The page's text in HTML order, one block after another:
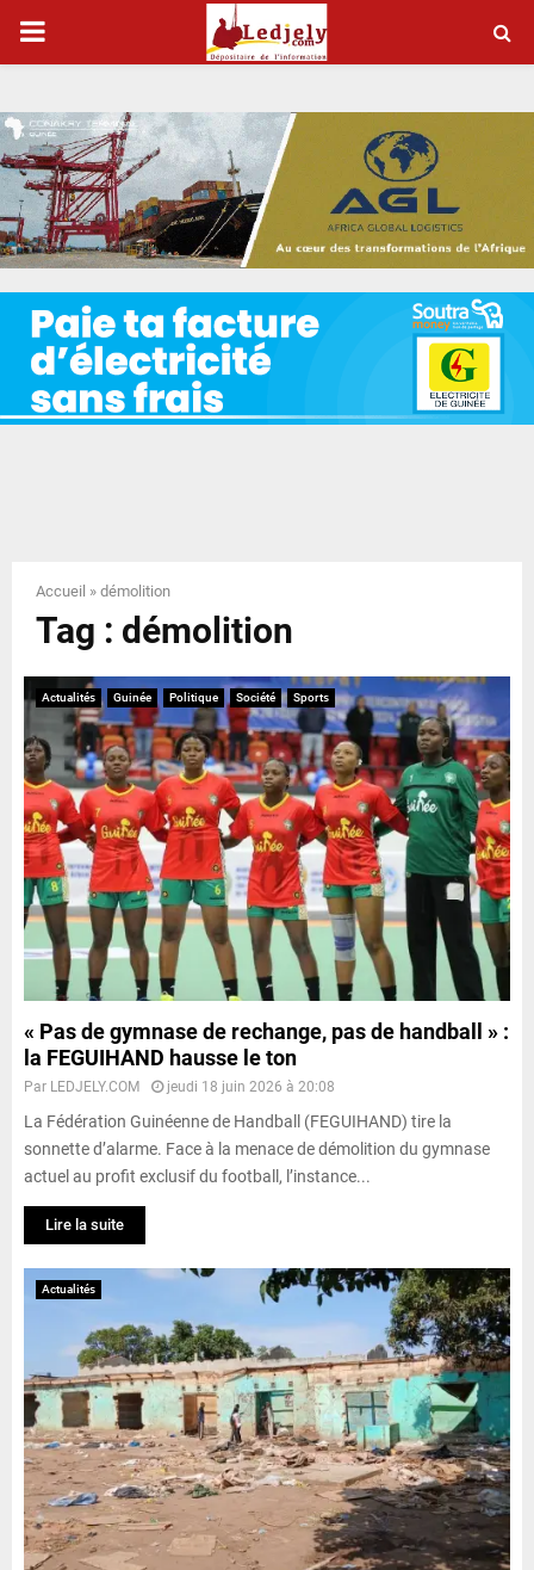
P
I
M
A
R
Y
N
U
Accueil » démolition
Tag : démolition
Actualités Guinée Politique Société Sports
« Pas de gymnase de rechange, pas de handball » :
la FEGUIHAND hausse le ton
Par LEDJELY.COM jeudi 18 juin 2026 à 20:08
La Fédération Guinéenne de Handball (FEGUIHAND) tire la
sonnette d’alarme. Face à la menace de démolition du gymnase
actuel au profit exclusif du football, l’instance...
Lire la suite
Actualités